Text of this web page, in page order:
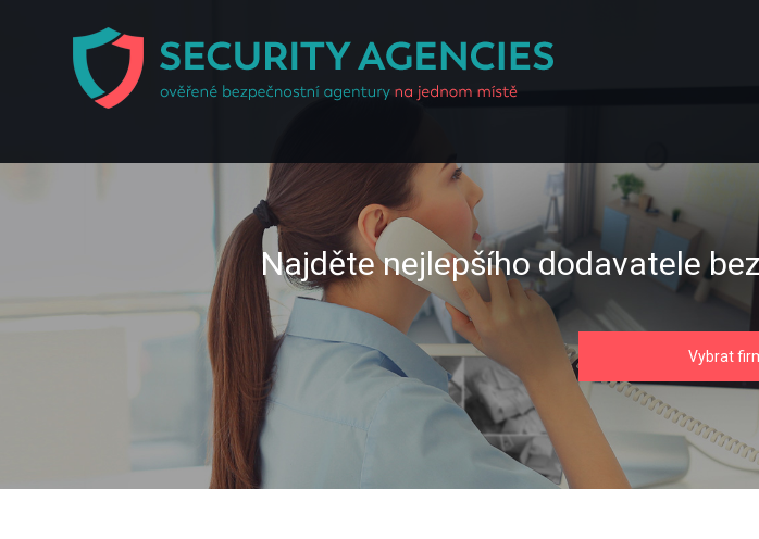
Najděte nejlepšího dodavatele
Vybrat